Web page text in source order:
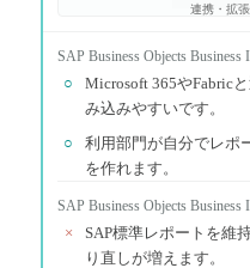
連携・拡
SAP Business Objects Business
○
Microsoft 365やFabric
み込みやすいです。
○
利用部門が自分でレポ
を作れます。
SAP Business Objects Business
×
SAP標準レポートを維
り直しが増えます。